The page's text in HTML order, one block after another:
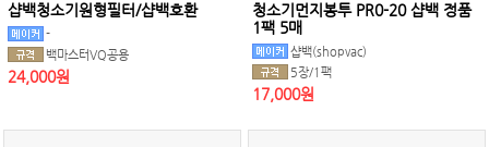
샵백청소기원형필터/샵백호환
-
백마스터VQ공용
24,000원
청소기먼지봉투 PR0-20 샵백 정품
1팩 5매
샵백(shopvac)
5장/1팩
17,000원